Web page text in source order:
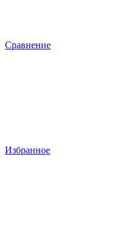
Сравнение
Избранное